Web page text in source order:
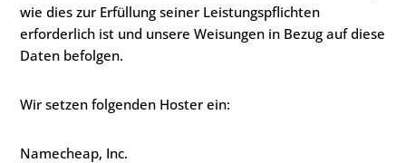
wie dies zur Erfüllung seiner Leistungspflichten
erforderlich ist und unsere Weisungen in Bezug auf diese
Daten befolgen.
Wir setzen folgenden Hoster ein:
Namecheap, Inc.